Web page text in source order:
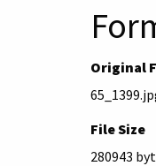
Original
File Size
280943